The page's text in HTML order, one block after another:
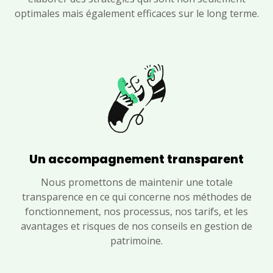
optimales mais également efficaces sur le long terme.
Un accompagnement transparent
Nous promettons de maintenir une totale
transparence en ce qui concerne nos méthodes de
fonctionnement, nos processus, nos tarifs, et les
avantages et risques de nos conseils en gestion de
patrimoine.